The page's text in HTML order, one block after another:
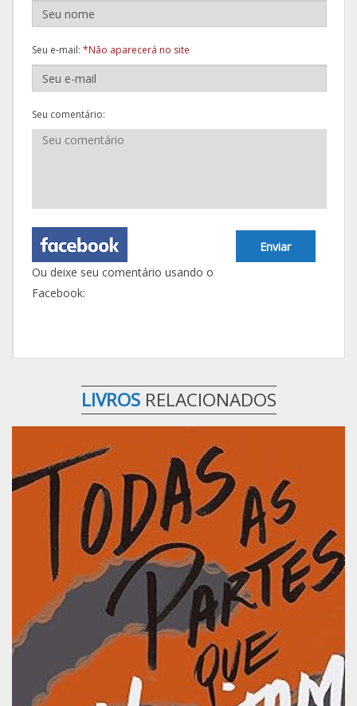
Seu e-mail: *Não aparecerá no site
Seu comentário:
Enviar
Ou deixe seu comentário usando o
Facebook:
LIVROS RELACIONADOS